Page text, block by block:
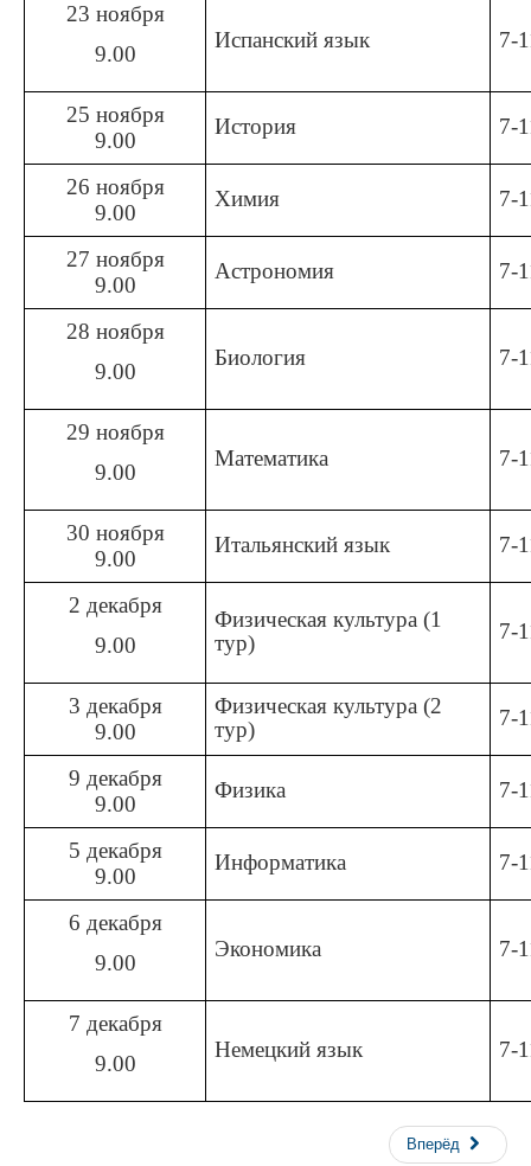
23 ноября
9.00
Испанский язык 7-
25 ноября
9.00
История 7-
26 ноября
9.00
Химия 7-
27 ноября
9.00
Астрономия 7-
28 ноября
9.00
Биология 7-
29 ноября
9.00
Математика 7-
30 ноября
9.00
Итальянский язык 7-
2 декабря
9.00
Физическая культура (1
тур)
7-
3 декабря
9.00
Физическая культура (2
тур)
7-
9 декабря
9.00
Физика 7-
5 декабря
9.00
Информатика 7-
6 декабря
9.00
Экономика 7-
7 декабря
9.00
Немецкий язык 7-
Вперёд